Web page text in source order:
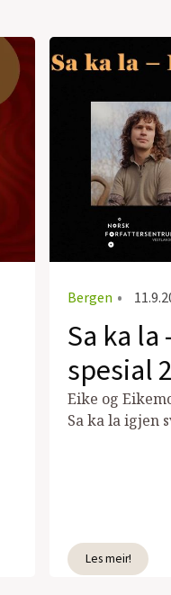
Bergen •
Sa ka
spesial
Eike og
Sa ka la igjen
Les meir!